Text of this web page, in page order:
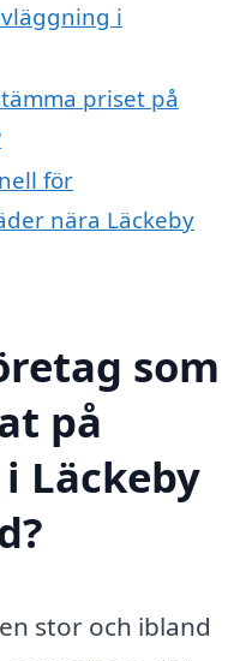
i
priset på
för
nära Läckeby
som
på
Läckeby
stor och ibland